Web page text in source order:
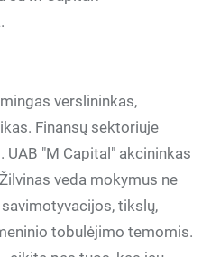
verslininkas,
Finansų sektoriuje
"M Capital" akcininkas
veda mokymus ne
tikslų,
tobulėjimo temomis.